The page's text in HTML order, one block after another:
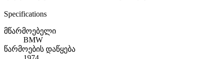
Specifications
მწარმოებელი
BMW
წარმოების დაწყება